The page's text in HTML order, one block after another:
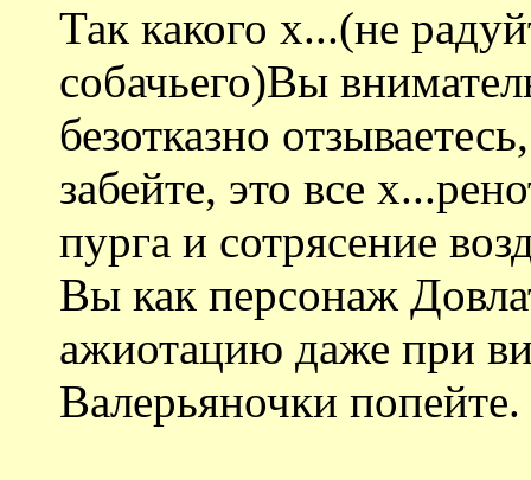
Так какого х...(не
собачьего)Вы
безотказно
забейте, это все
пурга и сотрясение
Вы как персонаж
ажиотацию даже при
Валерьяночки попейте.